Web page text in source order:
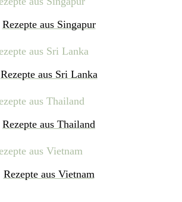
Rezepte aus Singapur
Rezepte aus Sri Lanka
Rezepte aus Thailand
Rezepte aus Vietnam